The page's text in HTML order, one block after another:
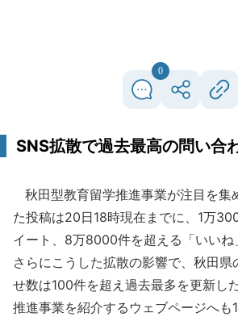
0
SNS拡散で過去最高の問い合
秋田型教育留学推進事業が注目を集
た投稿は20日18時現在までに、1万
イート、8万8000件を超える「いいね
さらにこうした拡散の影響で、秋田県
せ数は100件を超え過去最多を更新し
推進事業を紹介するウェブページへも